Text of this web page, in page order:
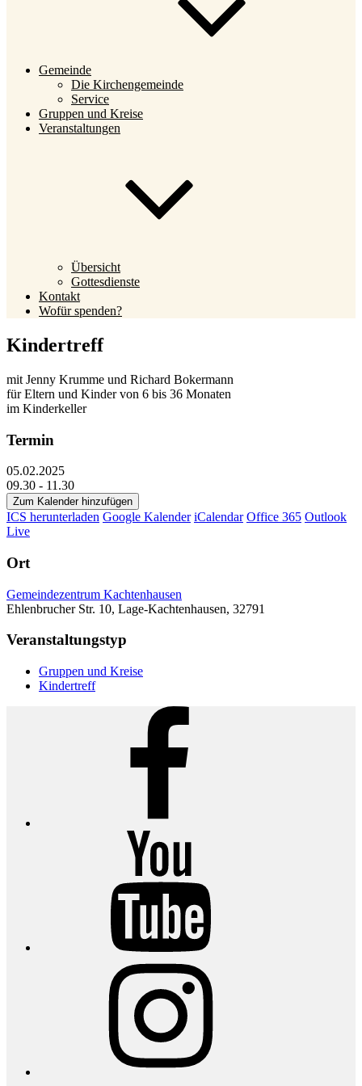
Gemeinde
Die Kirchengemeinde
Service
Gruppen und Kreise
Veranstaltungen
Übersicht
Gottesdienste
Kontakt
Wofür spenden?
Kindertreff
mit Jenny Krumme und Richard Bokermann
für Eltern und Kinder von 6 bis 36 Monaten
im Kinderkeller
Termin
05.02.2025
09.30 - 11.30
Zum Kalender hinzufügen
ICS herunterladen Google Kalender iCalendar Office 365 Outlook
Live
Ort
Gemeindezentrum Kachtenhausen
Ehlenbrucher Str. 10, Lage-Kachtenhausen, 32791
Veranstaltungstyp
Gruppen und Kreise
Kindertreff